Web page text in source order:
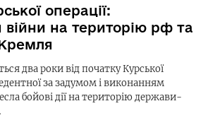
операції:
війни на територію рф та
два роки від початку Курської
за задумом і виконанням
бойові дії на територію держави-